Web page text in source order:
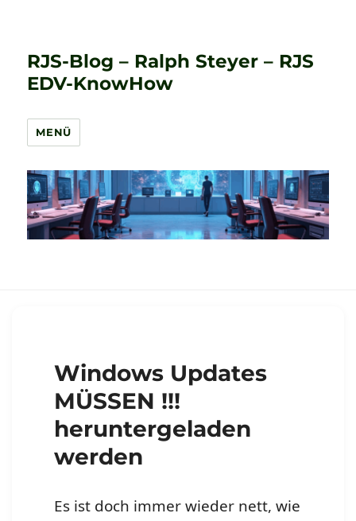
RJS-Blog – Ralph Steyer – RJS
EDV-KnowHow
MENÜ
Windows Updates
MÜSSEN !!!
heruntergeladen
werden
Es ist doch immer wieder nett, wie